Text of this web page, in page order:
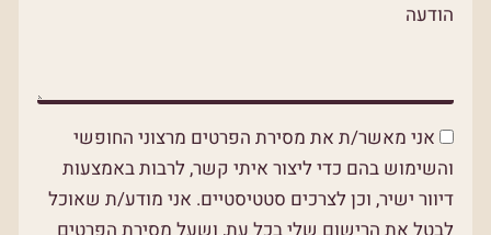
הודעה
אני מאשר/ת את מסירת הפרטים מרצוני החופשי
והשימוש בהם כדי ליצור איתי קשר, לרבות באמצעות
דיוור ישיר, וכן לצרכים סטטיסטיים. אני מודע/ת שאוכל